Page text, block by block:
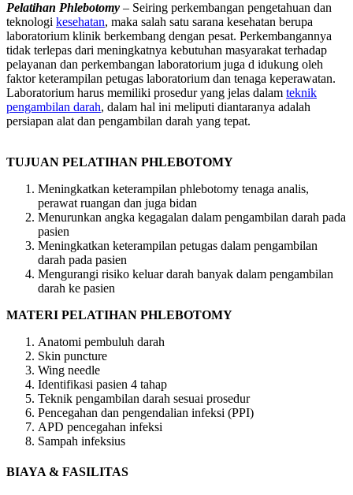
Pelatihan Phlebotomy – Seiring perkembangan pengetahuan dan
teknologi kesehatan, maka salah satu sarana kesehatan berupa
laboratorium klinik berkembang dengan pesat. Perkembangannya
tidak terlepas dari meningkatnya kebutuhan masyarakat terhadap
pelayanan dan perkembangan laboratorium juga d idukung oleh
faktor keterampilan petugas laboratorium dan tenaga keperawatan.
Laboratorium harus memiliki prosedur yang jelas dalam teknik
pengambilan darah, dalam hal ini meliputi diantaranya adalah
persiapan alat dan pengambilan darah yang tepat.
TUJUAN PELATIHAN PHLEBOTOMY
Meningkatkan keterampilan phlebotomy tenaga analis,
perawat ruangan dan juga bidan
Menurunkan angka kegagalan dalam pengambilan darah pada
pasien
Meningkatkan keterampilan petugas dalam pengambilan
darah pada pasien
Mengurangi risiko keluar darah banyak dalam pengambilan
darah ke pasien
MATERI PELATIHAN PHLEBOTOMY
Anatomi pembuluh darah
Skin puncture
Wing needle
Identifikasi pasien 4 tahap
Teknik pengambilan darah sesuai prosedur
Pencegahan dan pengendalian infeksi (PPI)
APD pencegahan infeksi
Sampah infeksius
BIAYA & FASILITAS